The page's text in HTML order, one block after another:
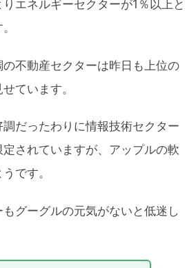
エネルギーセクターが1％以上と
の不動産セクターは昨日も上位の
ています。
だったわりに情報技術セクター
されていますが、アップルの軟
です。
グーグルの元気がないと低迷し